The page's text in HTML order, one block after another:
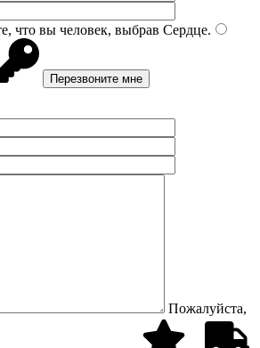
что вы человек, выбрав Сердце.
Пожалуйста,